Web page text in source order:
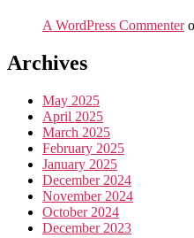
A WordPress Commenter
Archives
May 2025
April 2025
March 2025
February 2025
January 2025
December 2024
November 2024
October 2024
December 2023